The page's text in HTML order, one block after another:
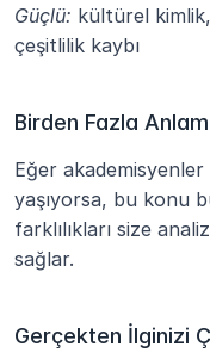
Güçlü: kültürel
çeşitlilik kaybı
Birden Fazla
Eğer akademisyenler
yaşıyorsa, bu konu
farklılıkları size
sağlar.
Gerçekten İlginizi